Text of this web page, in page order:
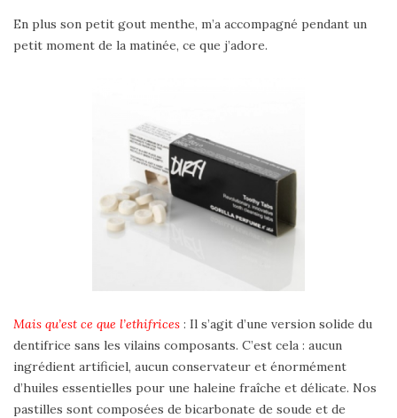
En plus son petit gout menthe, m’a accompagné pendant un
petit moment de la matinée, ce que j’adore.
Mais qu’est ce que l’ethifrices : Il s’agit d’une version solide du
dentifrice sans les vilains composants. C’est cela : aucun
ingrédient artificiel, aucun conservateur et énormément
d’huiles essentielles pour une haleine fraîche et délicate. Nos
pastilles sont composées de bicarbonate de soude et de